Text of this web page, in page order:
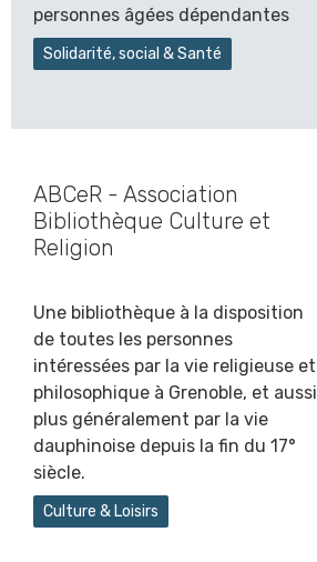
personnes âgées dépendantes
Solidarité, social & Santé
ABCeR - Association
Bibliothèque Culture et
Religion
Une bibliothèque à la disposition
de toutes les personnes
intéressées par la vie religieuse et
philosophique à Grenoble, et aussi
plus généralement par la vie
dauphinoise depuis la fin du 17°
siècle.
Culture & Loisirs